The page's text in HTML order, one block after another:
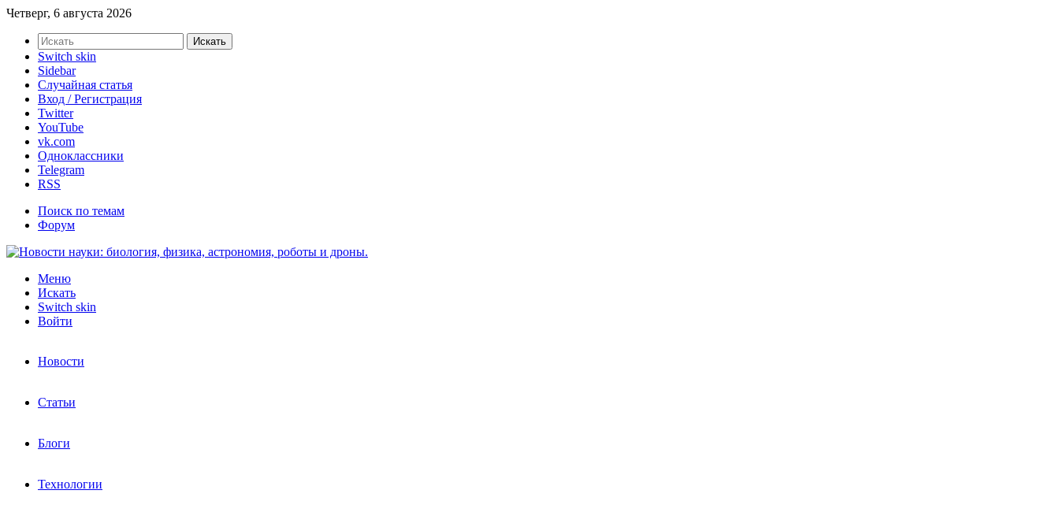
Четверг, 6 августа 2026
Искать
Switch skin
Sidebar
Случайная статья
Вход / Регистрация
Twitter
YouTube
vk.com
Одноклассники
Telegram
RSS
Поиск по темам
Форум
Меню
Искать
Switch skin
Войти
Новости
Статьи
Блоги
Технологии